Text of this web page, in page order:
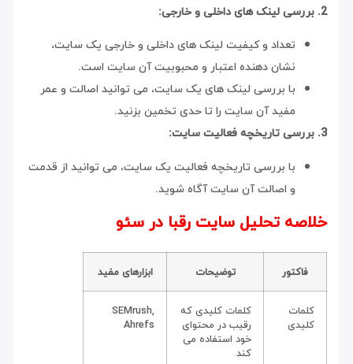
2. بررسی لینک های داخلی و خارجی:
تعداد و کیفیت لینک های داخلی و خارجی یک سایت،
نشان دهنده اعتبار و محبوبیت آن سایت است.
با بررسی لینک های یک سایت، می توانید اصالت و عمر
مفید آن سایت را تا حدی تخمین بزنید.
3. بررسی تاریخچه فعالیت سایت:
با بررسی تاریخچه فعالیت یک سایت، می توانید از قدمت
و اصالت آن سایت آگاه شوید.
خلاصه تحلیل سایت رقبا در سئو
فاکتور توضیحات ابزارهای مفید
کلمات
کلیدی
کلمات کلیدی که
رقیب در محتوای
خود استفاده می
کند
SEMrush,
Ahrefs